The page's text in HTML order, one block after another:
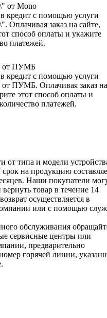
от Mono
кредит с помощью услуги
Оплачивая заказ на сайте,
способ оплаты и укажите
платежей.
от ПУМБ
кредит с помощью услуги
ПУМБ. Оплачивая заказ на
этот способ оплаты и
платежей.
от типа и модели
на продукцию
Наши покупатели
товар в течение 14
осуществляется в
или с помощью
обслуживания
сервисные центры или
предварительно
горячей линии,